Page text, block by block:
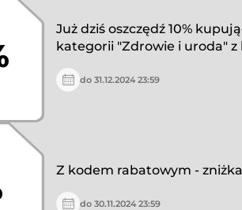
Już dziś oszczędź 10%
kategorii "Zdrowie i uroda"
do 31.12.2024 23:59
Z kodem rabatowym -
do 30.11.2024 23:59